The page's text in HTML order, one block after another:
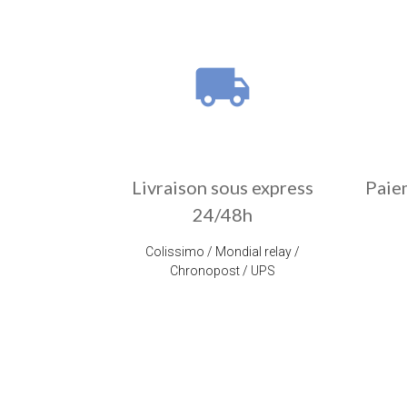
local_shipping
Livraison sous express
24/48h
Colissimo / Mondial relay /
Chronopost / UPS